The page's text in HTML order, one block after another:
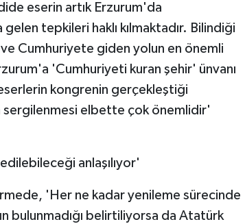
eserin artık Erzurum'da
tepkileri haklı kılmaktadır. Bilindiği
Cumhuriyete giden yolun en önemli
'Cumhuriyeti kuran şehir' ünvanı
kongrenin gerçekleştiği
sergilenmesi elbette çok önemlidir'
anlaşılıyor'
'Her ne kadar yenileme sürecinde
bulunmadığı belirtiliyorsa da Atatürk